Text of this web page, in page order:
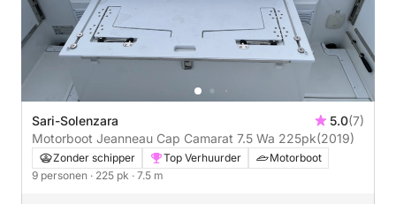
Sari-Solenzara 5.0(7)
Motorboot Jeanneau Cap Camarat 7.5 Wa 225pk(2019)
Zonder schipper Top Verhuurder
Motorboot
9 personen · 225 pk · 7.5 m